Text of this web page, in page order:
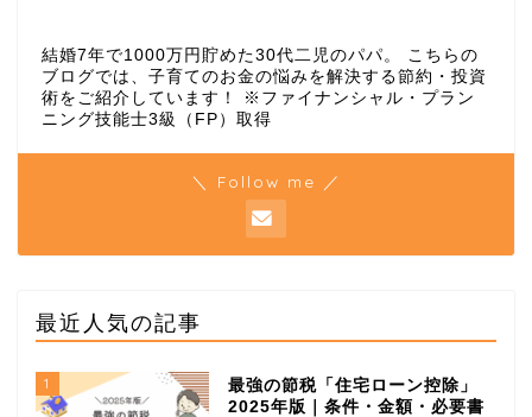
結婚7年で1000万円貯めた30代二児のパパ。 こちらの
ブログでは、子育てのお金の悩みを解決する節約・投資
術をご紹介しています！ ※ファイナンシャル・プラン
ニング技能士3級（FP）取得
＼ Follow me ／
最近人気の記事
1
最強の節税「住宅ローン控除」
2025年版｜条件・金額・必要書